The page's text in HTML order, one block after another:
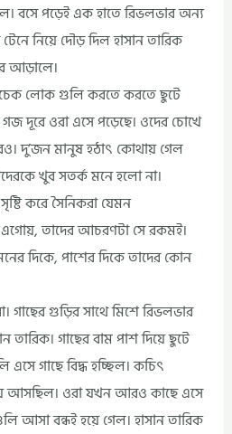
বসে পড়েই এক হাতে রিভলভার অন্য
নিয়ে দৌড় দিল হাসান তারিক
আড়ালে।
লোক গুলি করতে করতে ছুটে
গজ দূরে ওরা এসে পড়েছে। ওদের চোখে
দু’জন মানুষ হঠাৎ কোথায় গেল
খুব সতর্ক মনে হলো না।
করে সৈনিকরা যেমন
তাদের আচরণটা সে রকমই।
দিকে, পাশের দিকে তাদের কোন
গাছের গুড়ির সাথে মিশে রিভলভার
তারিক। গাছের বাম পাশ দিয়ে ছুটে
গাছে বিদ্ধ হচ্ছিল। কচিৎ
আসছিল। ওরা যখন আরও কাছে এসে
আসা বন্ধই হয়ে গেল। হাসান তারিক